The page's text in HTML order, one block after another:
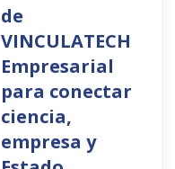
de
VINCULATECH
Empresarial
para conectar
ciencia,
empresa y